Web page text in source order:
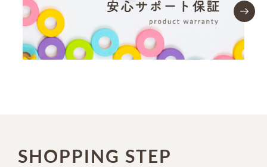
SHOPPING STEP